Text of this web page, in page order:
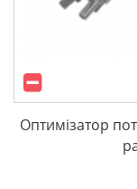
Оптимізатор